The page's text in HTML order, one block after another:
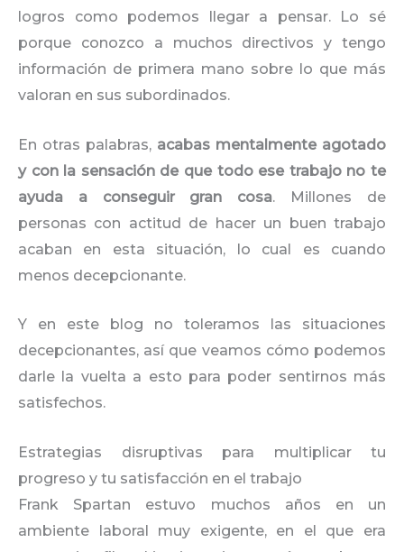
logros como podemos llegar a pensar. Lo sé
porque conozco a muchos directivos y tengo
información de primera mano sobre lo que más
valoran en sus subordinados.
En otras palabras, acabas mentalmente agotado
y con la sensación de que todo ese trabajo no te
ayuda a conseguir gran cosa. Millones de
personas con actitud de hacer un buen trabajo
acaban en esta situación, lo cual es cuando
menos decepcionante.
Y en este blog no toleramos las situaciones
decepcionantes, así que veamos cómo podemos
darle la vuelta a esto para poder sentirnos más
satisfechos.
Estrategias disruptivas para multiplicar tu
progreso y tu satisfacción en el trabajo
Frank Spartan estuvo muchos años en un
ambiente laboral muy exigente, en el que era